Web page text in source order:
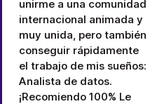
unirme a una comunidad
internacional animada y
muy unida, pero también
conseguir rápidamente
el trabajo de mis sueños:
Analista de datos.
¡Recomiendo 100% Le